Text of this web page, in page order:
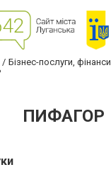
Бізнес-послуги, фінанси
ПИФАГОР